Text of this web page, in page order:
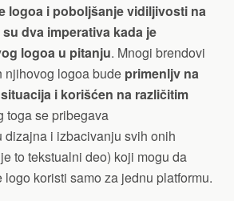
logoa i poboljšanje vidiljivosti na
dva imperativa kada je
logoa u pitanju. Mnogi brendovi
njihovog logoa bude primenljv na
i korišćen na različitim
toga se pribegava
i izbacivanju svih onih
to tekstualni deo) koji mogu da
logo koristi samo za jednu platformu.